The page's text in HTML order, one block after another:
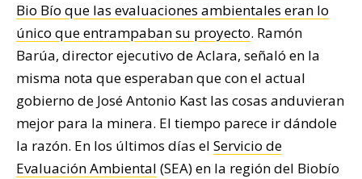
Bio Bío que las evaluaciones ambientales eran lo
único que entrampaban su proyecto. Ramón
Barúa, director ejecutivo de Aclara, señaló en la
misma nota que esperaban que con el actual
gobierno de José Antonio Kast las cosas anduvieran
mejor para la minera. El tiempo parece ir dándole
la razón. En los últimos días el Servicio de
Evaluación Ambiental (SEA) en la región del Biobío